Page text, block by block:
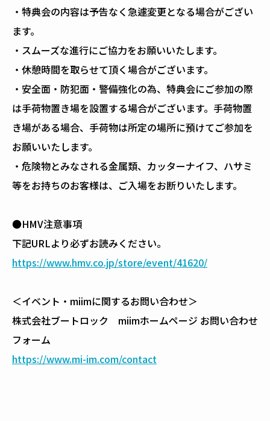
・特典会の内容は予告なく急遽変更となる場合がござい
ます。
・スムーズな進行にご協力をお願いいたします。
・休憩時間を取らせて頂く場合がございます。
・安全面・防犯面・警備強化の為、特典会にご参加の際
は手荷物置き場を設置する場合がございます。手荷物置
き場がある場合、手荷物は所定の場所に預けてご参加を
お願いいたします。
・危険物とみなされる金属類、カッターナイフ、ハサミ
等をお持ちのお客様は、ご入場をお断りいたします。
●HMV注意事項
下記URLより必ずお読みください。
https://www.hmv.co.jp/store/event/41620/
＜イベント・miimに関するお問い合わせ＞
株式会社ブートロック miimホームページ お問い合わせ
フォーム
https://www.mi-im.com/contact